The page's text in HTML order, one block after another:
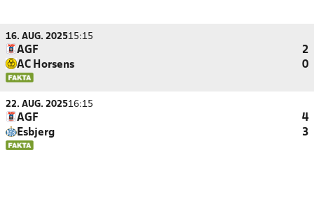
16. AUG. 202515:15
AGF
2
AC Horsens
0
22. AUG. 202516:15
AGF
4
Esbjerg
3